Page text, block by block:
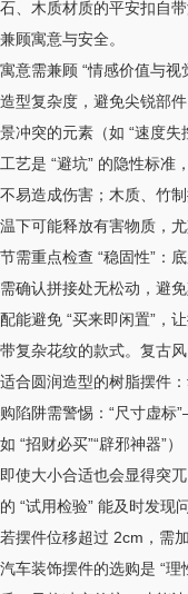
、木质材质的平安扣自
顾寓意与安全。
意需兼顾 “情感价值与
型复杂度，避免尖锐部
冲突的元素（如 “速度失
艺是 “避坑” 的隐性标准
易造成伤害；木质、竹
下可能释放有害物质，
需重点检查 “稳固性”
确认拼接处无松动，避
能避免 “买来即闲置”，
复杂花纹的款式。复古
合圆润造型的树脂摆件
陷阱需警惕：“尺寸虚标
“招财必买”“辟邪神器”
使大小合适也会显得突兀
“试用检验” 能及时发
摆件位移超过 2cm，需
车装饰摆件的选购是 “